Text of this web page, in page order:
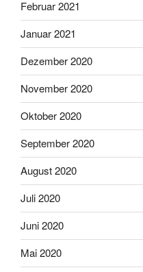
Februar 2021
Januar 2021
Dezember 2020
November 2020
Oktober 2020
September 2020
August 2020
Juli 2020
Juni 2020
Mai 2020